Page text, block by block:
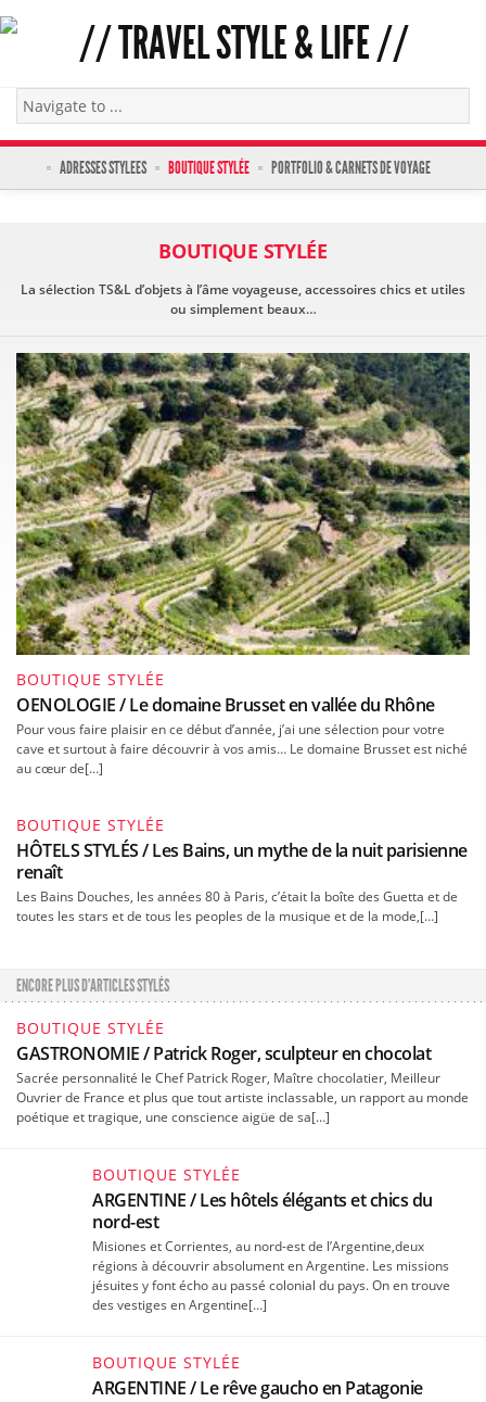
ADRESSES STYLEES BOUTIQUE STYLÉE PORTFOLIO & CARNETS DE VOYAGE
BOUTIQUE STYLÉE
La sélection TS&L d’objets à l’âme voyageuse, accessoires chics et utiles
ou simplement beaux…
BOUTIQUE STYLÉE
OENOLOGIE / Le domaine Brusset en vallée du Rhône
Pour vous faire plaisir en ce début d’année, j’ai une sélection pour votre
cave et surtout à faire découvrir à vos amis… Le domaine Brusset est niché
au cœur de[…]
BOUTIQUE STYLÉE
HÔTELS STYLÉS / Les Bains, un mythe de la nuit parisienne
renaît
Les Bains Douches, les années 80 à Paris, c’était la boîte des Guetta et de
toutes les stars et de tous les peoples de la musique et de la mode,[…]
ENCORE PLUS D'ARTICLES STYLÉS
BOUTIQUE STYLÉE
GASTRONOMIE / Patrick Roger, sculpteur en chocolat
Sacrée personnalité le Chef Patrick Roger, Maître chocolatier, Meilleur
Ouvrier de France et plus que tout artiste inclassable, un rapport au monde
poétique et tragique, une conscience aigüe de sa[…]
BOUTIQUE STYLÉE
ARGENTINE / Les hôtels élégants et chics du
nord-est
Misiones et Corrientes, au nord-est de l’Argentine,deux
régions à découvrir absolument en Argentine. Les missions
jésuites y font écho au passé colonial du pays. On en trouve
des vestiges en Argentine[…]
BOUTIQUE STYLÉE
ARGENTINE / Le rêve gaucho en Patagonie